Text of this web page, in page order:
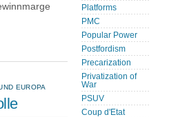
EUROPA
Platforms
PMC
Popular Power
Postfordism
Precarization
Privatization of
War
PSUV
Coup d'Etat